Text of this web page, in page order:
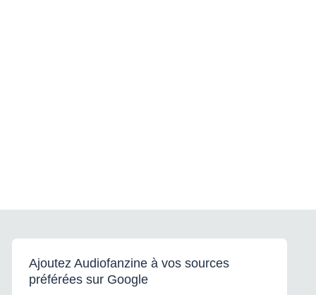
Ajoutez Audiofanzine à vos sources
préférées sur Google